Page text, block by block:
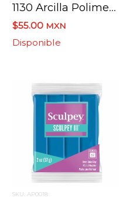
1130 Arcilla Polimerica Sculpey Iii S302 Plata 57 G.
$55.00 MXN
Disponible
SKU: AP0018